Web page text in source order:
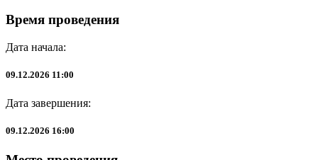
Время проведения
Дата начала:
09.12.2026 11:00
Дата завершения:
09.12.2026 16:00